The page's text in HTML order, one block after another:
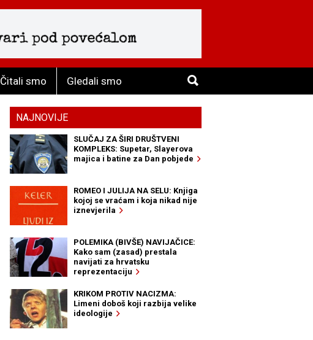
Čitali smo Gledali smo
NAJNOVIJE
SLUČAJ ZA ŠIRI DRUŠTVENI
KOMPLEKS: Supetar, Slayerova
majica i batine za Dan pobjede
ROMEO I JULIJA NA SELU: Knjiga
kojoj se vraćam i koja nikad nije
iznevjerila
POLEMIKA (BIVŠE) NAVIJAČICE:
Kako sam (zasad) prestala
navijati za hrvatsku
reprezentaciju
KRIKOM PROTIV NACIZMA:
Limeni doboš koji razbija velike
ideologije